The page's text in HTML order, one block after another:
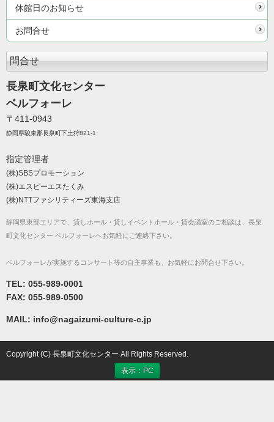
休館日のお知らせ
お問合せ
問合せ
長泉町文化センター
ベルフォーレ
〒411-0943
静岡県駿東郡長泉町下土狩821-1
指定管理者
(株)SBSプロモーション
(株)エスピーエスたくみ
(株)NTTファシリティーズ東海支店
静岡県東部エリアで、貸しホール・貸しイベントホール・貸会議室のご相談は、長泉
町文化センター ベルフォーレへお気軽にご連絡下さい。
ベルフォーレが実施するコンサート等の自主事業も、お気軽にお問合せ下さい。
TEL: 055-989-0001
FAX: 055-989-0500
MAIL: info@nagaizumi-culture-c.jp
Copyright (C) 長泉町文化センター All Rights Reserved.
表示：PC